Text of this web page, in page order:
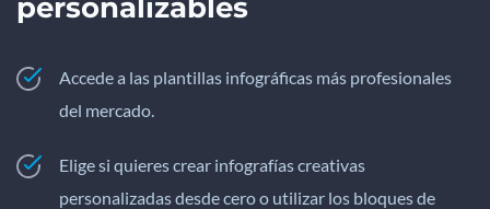
personalizables
Accede a las plantillas infográficas más profesionales
del mercado.
Elige si quieres crear infografías creativas
personalizadas desde cero o utilizar los bloques de